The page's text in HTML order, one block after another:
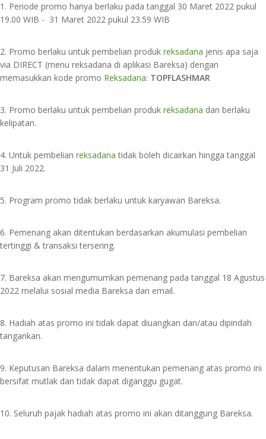
1. Periode promo hanya berlaku pada tanggal 30 Maret 2022 pukul
19.00 WIB - 31 Maret 2022 pukul 23.59 WIB⁣
2. Promo berlaku untuk pembelian produk reksadana jenis apa saja
via DIRECT (menu reksadana di aplikasi Bareksa) dengan
memasukkan kode promo Reksadana: TOPFLASHMAR
3. Promo berlaku untuk pembelian produk reksadana dan berlaku
kelipatan.⁣
4. Untuk pembelian reksadanatidak boleh dicairkan hingga tanggal
31 Juli 2022.⁣
5. Program promo tidak berlaku untuk karyawan Bareksa.⁣
6. Pemenang akan ditentukan berdasarkan akumulasi pembelian
tertinggi & transaksi tersering. ⁣
7. Bareksa akan mengumumkan pemenang pada tanggal 18 Agustus
2022 melalui sosial media Bareksa dan email.
8. Hadiah atas promo ini tidak dapat diuangkan dan/atau dipindah
tangankan.⁣
9. Keputusan Bareksa dalam menentukan pemenang atas promo ini
bersifat mutlak dan tidak dapat diganggu gugat.⁣
10. Seluruh pajak hadiah atas promo ini akan ditanggung Bareksa.⁣